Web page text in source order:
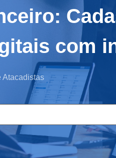
com
Atacadistas